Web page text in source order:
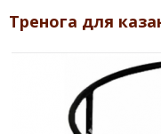
Тренога для